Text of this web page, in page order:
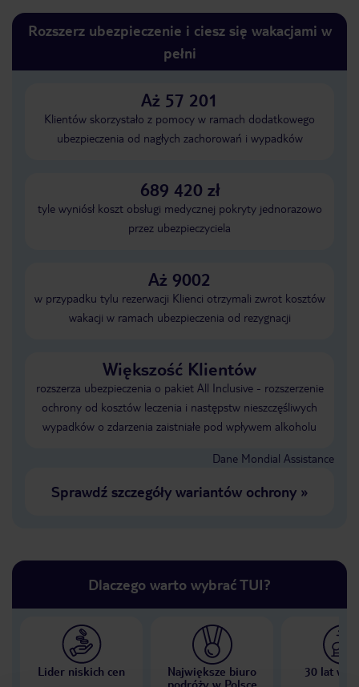
Rozszerz ubezpieczenie i ciesz się wakacjami w
pełni
Aż 57 201
Klientów skorzystało z pomocy w ramach dodatkowego
ubezpieczenia od nagłych zachorowań i wypadków
689 420 zł
tyle wyniósł koszt obsługi medycznej pokryty jednorazowo
przez ubezpieczyciela
Aż 9002
w przypadku tylu rezerwacji Klienci otrzymali zwrot kosztów
wakacji w ramach ubezpieczenia od rezygnacji
Większość Klientów
rozszerza ubezpieczenia o pakiet All Inclusive - rozszerzenie
ochrony od kosztów leczenia i następstw nieszczęśliwych
wypadków o zdarzenia zaistniałe pod wpływem alkoholu
Dane Mondial Assistance
Sprawdź szczegóły wariantów ochrony»
Dlaczego warto wybrać TUI?
Lider niskich cen
Największe biuro
podróży w Polsce
30 lat w